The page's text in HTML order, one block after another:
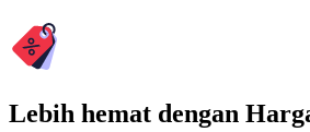
Lebih hemat dengan